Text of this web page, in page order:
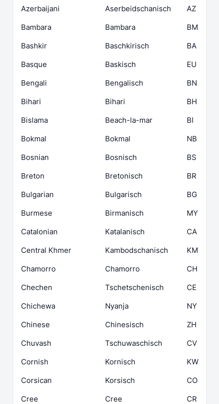
Azerbaijani
Aserbeidschanisch
AZ
Bambara
Bambara
BM
Bashkir
Baschkirisch
BA
Basque
Baskisch
EU
Bengali
Bengalisch
BN
Bihari
Bihari
BH
Bislama
Beach-la-mar
BI
Bokmal
Bokmal
NB
Bosnian
Bosnisch
BS
Breton
Bretonisch
BR
Bulgarian
Bulgarisch
BG
Burmese
Birmanisch
MY
Catalonian
Katalanisch
CA
Central Khmer
Kambodschanisch
KM
Chamorro
Chamorro
CH
Chechen
Tschetschenisch
CE
Chichewa
Nyanja
NY
Chinese
Chinesisch
ZH
Chuvash
Tschuwaschisch
CV
Cornish
Kornisch
KW
Corsican
Korsisch
CO
Cree
Cree
CR